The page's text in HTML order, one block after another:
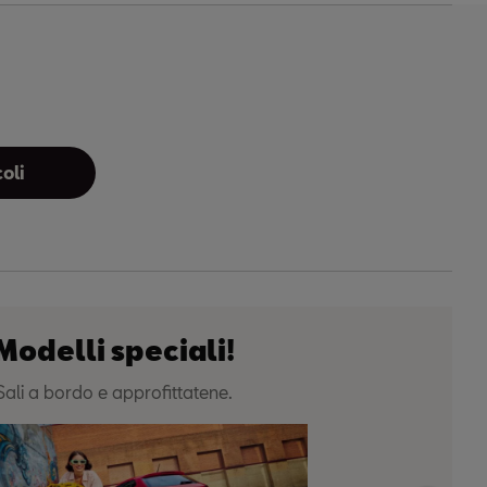
speciali!
a bordo e approfittatene.